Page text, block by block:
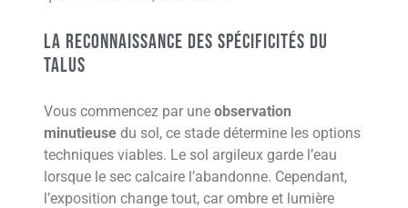
La reconnaissance des spécificités du
talus
Vous commencez par une observation
minutieuse du sol, ce stade détermine les options
techniques viables. Le sol argileux garde l’eau
lorsque le sec calcaire l’abandonne. Cependant,
l’exposition change tout, car ombre et lumière